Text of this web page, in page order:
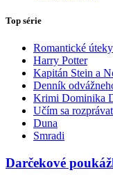
Top série
Romantické úteky
Harry Potter
Kapitán Stein a
Denník
Krimi Dominika
Učím sa
Duna
Smradi
Darčekové